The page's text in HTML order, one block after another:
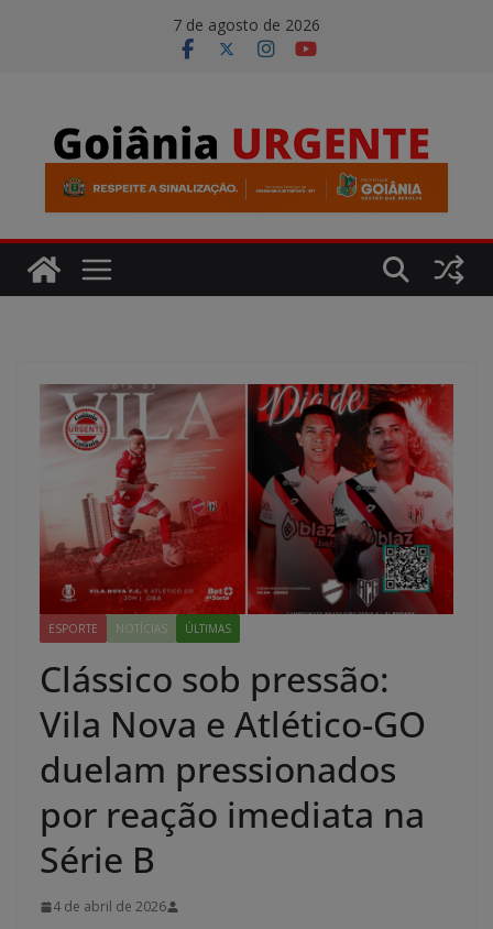
7 de agosto de 2026
ESPORTE NOTÍCIAS ÚLTIMAS
Clássico sob pressão:
Vila Nova e Atlético-GO
duelam pressionados
por reação imediata na
Série B
4 de abril de 2026
modal-check